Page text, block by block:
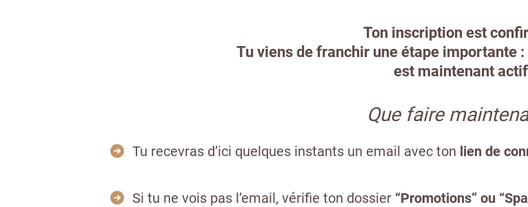
Ton inscription est
Tu viens de franchir une étape importante
est maintenant
Que faire
Tu recevras d’ici quelques instants un email avec ton lien de
Si tu ne vois pas l’email, vérifie ton dossier “Promotions” ou